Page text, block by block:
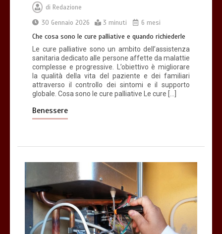
di Redazione
30 Gennaio 2026
3 minuti 6 mesi
Che cosa sono le cure palliative e quando richiederle
Le cure palliative sono un ambito dell’assistenza
sanitaria dedicato alle persone affette da malattie
complesse e progressive. L’obiettivo è migliorare
la qualità della vita del paziente e dei familiari
attraverso il controllo dei sintomi e il supporto
globale. Cosa sono le cure palliative Le cure […]
Benessere